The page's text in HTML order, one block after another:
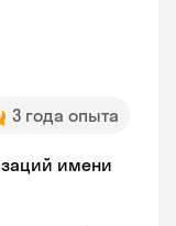
3 года опыта
имени